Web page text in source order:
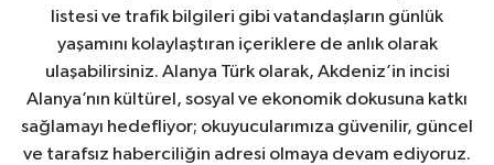
listesi ve trafik bilgileri gibi vatandaşların günlük
yaşamını kolaylaştıran içeriklere de anlık olarak
ulaşabilirsiniz. Alanya Türk olarak, Akdeniz’in incisi
Alanya’nın kültürel, sosyal ve ekonomik dokusuna katkı
sağlamayı hedefliyor; okuyucularımıza güvenilir, güncel
ve tarafsız haberciliğin adresi olmaya devam ediyoruz.